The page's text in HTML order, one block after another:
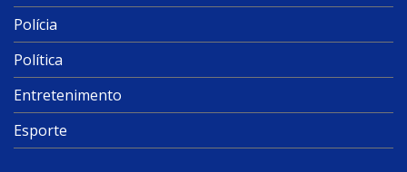
Polícia
Política
Entretenimento
Esporte